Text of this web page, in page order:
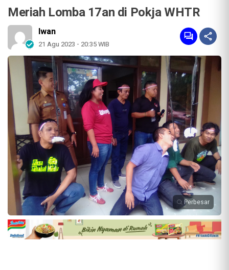
Meriah Lomba 17an di Pokja WHTR
Iwan
21 Agu 2023 - 20:35 WIB
Perbesar